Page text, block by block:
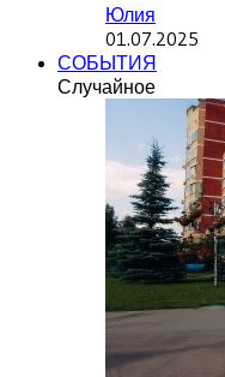
Юлия
01.07.2025
СОБЫТИЯ
Случайное